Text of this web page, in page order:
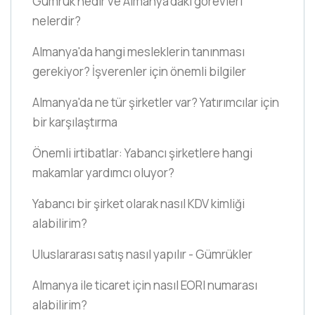
nelerdir?
Almanya'da hangi mesleklerin tanınması
gerekiyor? İşverenler için önemli bilgiler
Almanya'da ne tür şirketler var? Yatırımcılar için
bir karşılaştırma
Önemli irtibatlar: Yabancı şirketlere hangi
makamlar yardımcı oluyor?
Yabancı bir şirket olarak nasıl KDV kimliği
alabilirim?
Uluslararası satış nasıl yapılır - Gümrükler
Almanya ile ticaret için nasıl EORI numarası
alabilirim?